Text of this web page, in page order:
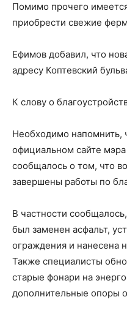
Помимо прочего
приобрести свежие
Ефимов добавил, что
адресу Коптевский
К слову о
Необходимо напомнить,
официальном сайте
сообщалось о том, что
завершены работы по
В частности
был заменен асфальт,
ограждения и нанесена
Также специалисты
старые фонари на
дополнительные опоры